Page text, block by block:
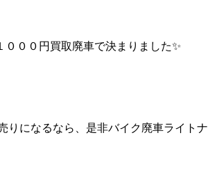
００円買取廃車で決まりました✨
りになるなら、是非バイク廃車ライトナ